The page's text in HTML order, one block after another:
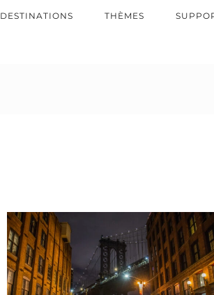
DESTINATIONS THÈMES